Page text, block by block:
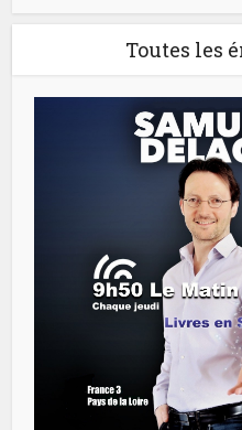
Toutes les